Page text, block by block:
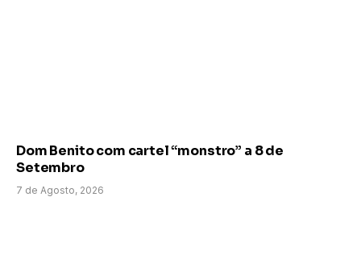
Dom Benito com cartel “monstro” a 8 de
Setembro
7 de Agosto, 2026